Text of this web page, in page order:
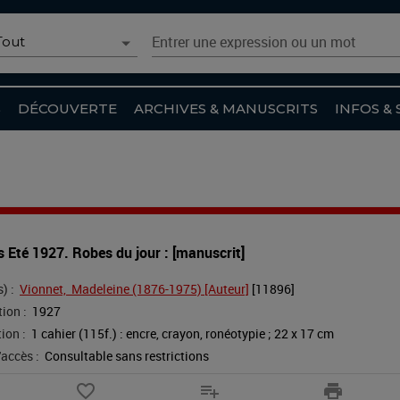
du scénario
Recherche simple
Tout
Article du site
Recherche avancée
Entrer une expression ou un mot
DÉCOUVERTE ARCHIVES & MANUSCRITS INFOS &
Eté 1927. Robes du jour : [manuscrit]
: Vionnet,  Madeleine (1876-1975) [Auteur] [11896]
: 1927
: 1 cahier (115f.) : encre, crayon, ronéotypie ; 22 x 17 cm
: Consultable sans restrictions
favorite_border playlist_add print